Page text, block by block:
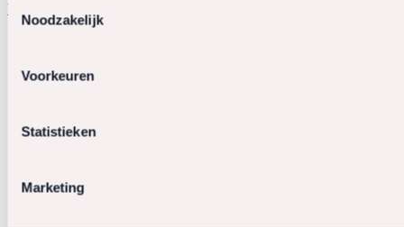
Noodzakelijk
Voorkeuren
Statistieken
Marketing
Website door OGonline.nl